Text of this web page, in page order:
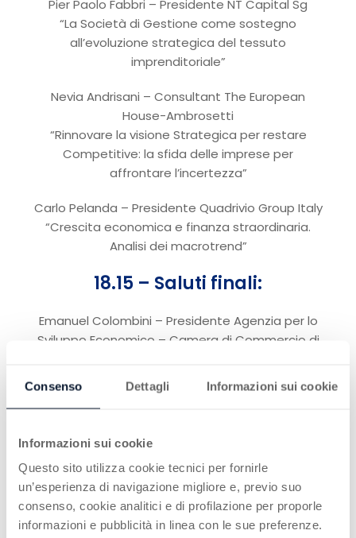
Consenso Dettagli Informazioni sui cookie
Informazioni sui cookie
Questo sito utilizza cookie tecnici per fornirle
un’esperienza di navigazione migliore e, previo suo
consenso, cookie analitici e di profilazione per proporle
informazioni e pubblicità in linea con le sue preferenze.
Pier Paolo Fabbri – Presidente NT Capital Sg
“La Società di Gestione come sostegno
all’evoluzione strategica del tessuto
imprenditoriale”
Nevia Andrisani – Consultant The European
House-Ambrosetti
“Rinnovare la visione Strategica per restare
Competitive: la sfida delle imprese per
affrontare l’incertezza”
Carlo Pelanda – Presidente Quadrivio Group Italy
“Crescita economica e finanza straordinaria.
Analisi dei macrotrend”
18.15 – Saluti finali:
Emanuel Colombini – Presidente Agenzia per lo
Sviluppo Economico – Camera di Commercio di
Moderatore:
Sergio Barducci – Giornalista e Scrittore
18.30 – Dibattito:
A seguire aperitivo